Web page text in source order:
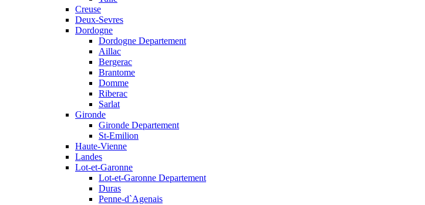
Creuse
Deux-Sevres
Dordogne
Dordogne Departement
Aillac
Bergerac
Brantome
Domme
Riberac
Sarlat
Gironde
Gironde Departement
St-Emilion
Haute-Vienne
Landes
Lot-et-Garonne
Lot-et-Garonne Departement
Duras
Penne-d`Agenais